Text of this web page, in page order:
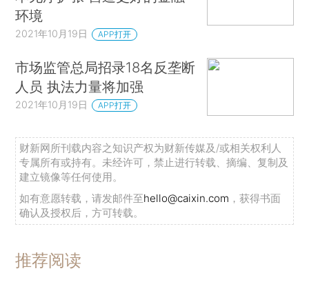
环境
2021年10月19日 APP打开
市场监管总局招录18名反垄断
人员 执法力量将加强
2021年10月19日 APP打开
财新网所刊载内容之知识产权为财新传媒及/或相关权利人
专属所有或持有。未经许可，禁止进行转载、摘编、复制及
建立镜像等任何使用。
如有意愿转载，请发邮件至hello@caixin.com ，获得书面
确认及授权后，方可转载。
推荐阅读